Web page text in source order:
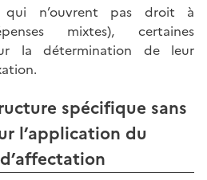
qui n’ouvrent pas droit à
mixtes), certaines
la détermination de leur
spécifique sans
l’application du